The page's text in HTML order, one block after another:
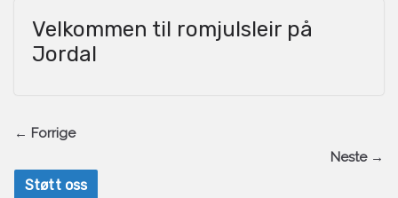
Velkommen til romjulsleir på
Jordal
← Forrige
Neste →
Støtt oss